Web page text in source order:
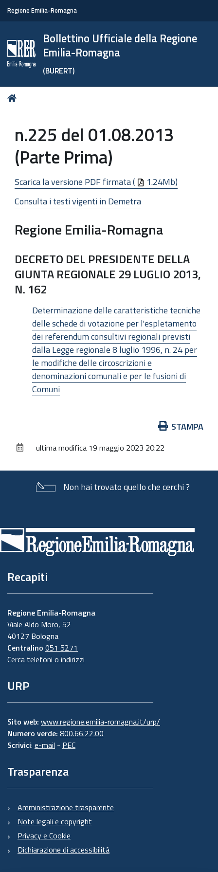
Regione Emilia-Romagna
Bollettino Ufficiale della Regione
Emilia-Romagna
(BURERT)
Tu
n.225 del 01.08.2013
(Parte Prima)
Scarica la versione PDF firmata (
1.24Mb)
Consulta i testi vigenti in Demetra
Regione Emilia-Romagna
DECRETO DEL PRESIDENTE DELLA
GIUNTA REGIONALE 29 LUGLIO 2013,
N. 162
Determinazione delle caratteristiche tecniche
delle schede di votazione per l'espletamento
dei referendum consultivi regionali previsti
dalla Legge regionale 8 luglio 1996, n. 24 per
le modifiche delle circoscrizioni e
denominazioni comunali e per le fusioni di
Comuni
documento
STAMPA
ultima modifica 19 maggio 2023 20:22
Non hai trovato quello che cerchi ?
di
pagina
Recapiti
Regione Emilia-Romagna
Viale Aldo Moro, 52
40127 Bologna
Centralino 051 5271
Cerca telefoni o indirizzi
URP
Sito web: www.regione.emilia-romagna.it/urp/
Numero verde: 800.66.22.00
Scrivici: e-mail - PEC
Trasparenza
Amministrazione trasparente
Note legali e copyright
Privacy e Cookie
Dichiarazione di accessibilità